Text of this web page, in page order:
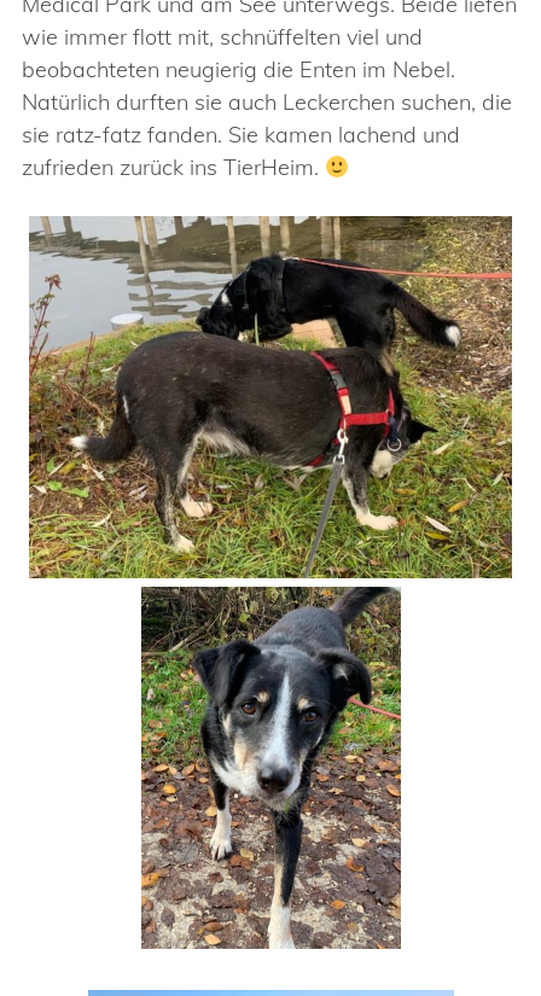
wie immer flott mit, schnüffelten viel und
beobachteten neugierig die Enten im Nebel.
Natürlich durften sie auch Leckerchen suchen, die
sie ratz-fatz fanden. Sie kamen lachend und
zufrieden zurück ins TierHeim.